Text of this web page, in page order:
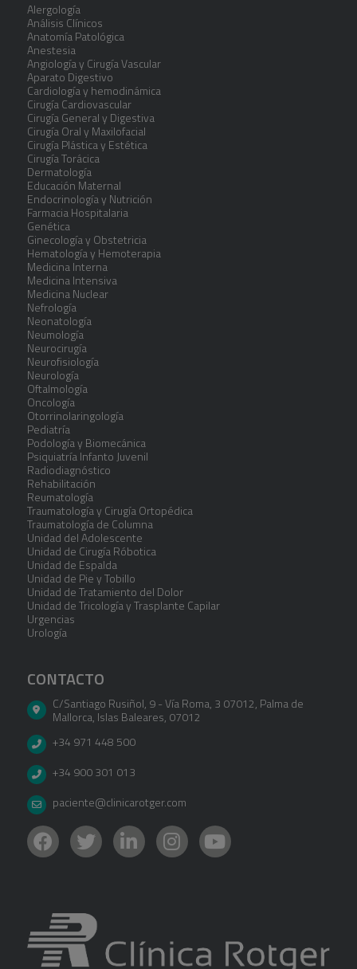
Alergología
Análisis Clínicos
Anatomía Patológica
Anestesia
Angiología y Cirugía Vascular
Aparato Digestivo
Cardiología y hemodinámica
Cirugía Cardiovascular
Cirugía General y Digestiva
Cirugía Oral y Maxilofacial
Cirugía Plástica y Estética
Cirugía Torácica
Dermatología
Educación Maternal
Endocrinología y Nutrición
Farmacia Hospitalaria
Genética
Ginecología y Obstetricia
Hematología y Hemoterapia
Medicina Interna
Medicina Intensiva
Medicina Nuclear
Nefrología
Neonatología
Neumología
Neurocirugía
Neurofisiología
Neurología
Oftalmología
Oncología
Otorrinolaringología
Pediatría
Podología y Biomecánica
Psiquiatría Infanto Juvenil
Radiodiagnóstico
Rehabilitación
Reumatología
Traumatología y Cirugía Ortopédica
Traumatología de Columna
Unidad del Adolescente
Unidad de Cirugía Róbotica
Unidad de Espalda
Unidad de Pie y Tobillo
Unidad de Tratamiento del Dolor
Unidad de Tricología y Trasplante Capilar
Urgencias
Urología
CONTACTO
C/Santiago Rusiñol, 9 - Vía Roma, 3 07012, Palma de
Mallorca, Islas Baleares, 07012
+34 971 448 500
+34 900 301 013
paciente@clinicarotger.com